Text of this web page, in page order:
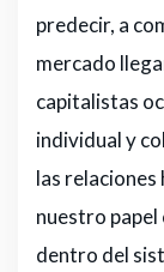
predecir, a
mercado
capitalistas
individual y
las
nuestro
dentro del